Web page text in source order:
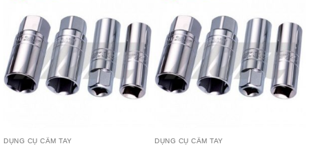
DỤNG CỤ CẦM TAY DỤNG CỤ CẦM TAY